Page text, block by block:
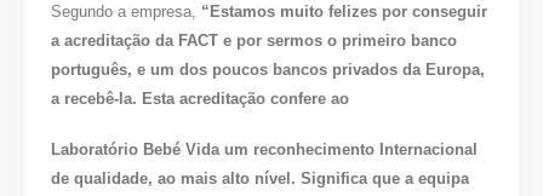
Segundo a empresa, “Estamos muito felizes por conseguir
a acreditação da FACT e por sermos o primeiro banco
português, e um dos poucos bancos privados da Europa,
a recebê-la. Esta acreditação confere ao
Laboratório Bebé Vida um reconhecimento Internacional
de qualidade, ao maisalto nível. Significa que a equipa